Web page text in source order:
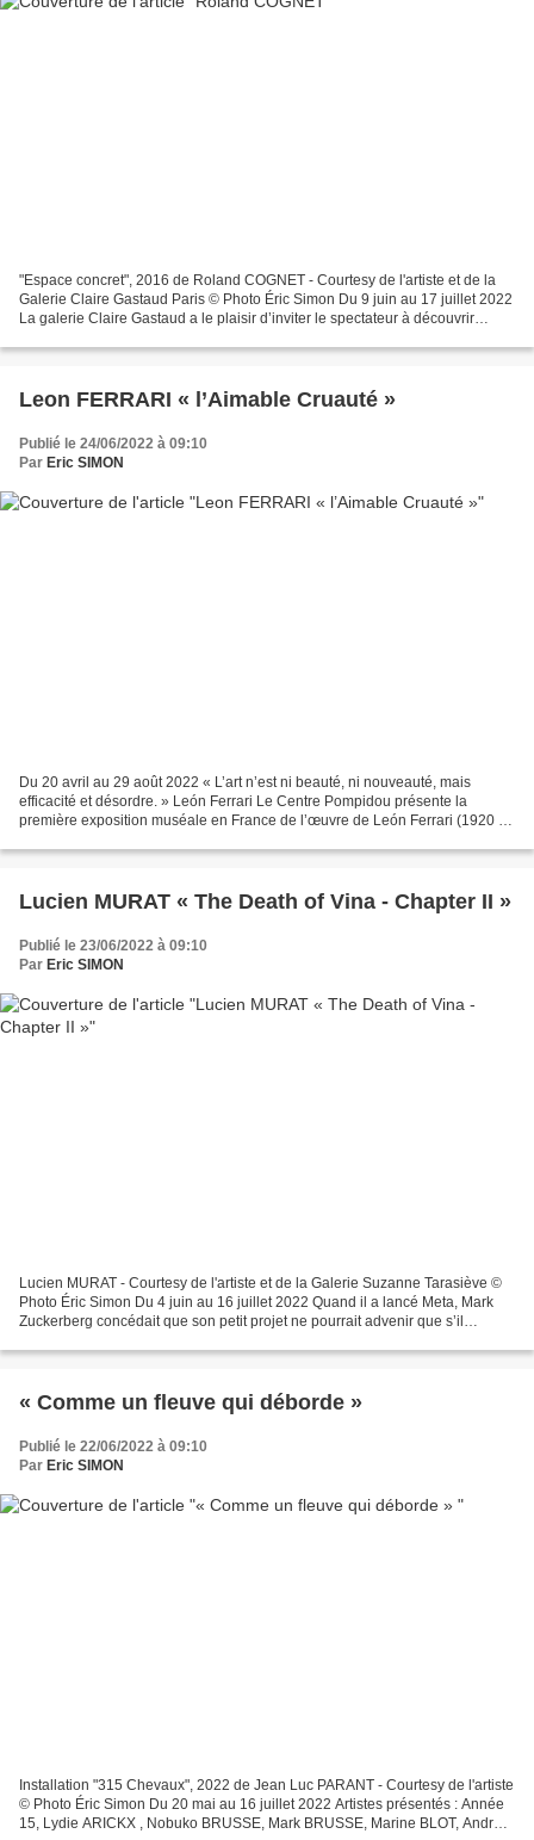
"Espace concret", 2016 de Roland COGNET - Courtesy de l'artiste et de la
Galerie Claire Gastaud Paris © Photo Éric Simon Du 9 juin au 17 juillet 2022
La galerie Claire Gastaud a le plaisir d’inviter le spectateur à découvrir
Leon FERRARI « l’Aimable Cruauté »
Publié le 24/06/2022 à 09:10
Par Eric SIMON
Du 20 avril au 29 août 2022 « L’art n’est ni beauté, ni nouveauté, mais
efficacité et désordre. » León Ferrari Le Centre Pompidou présente la
première exposition muséale en France de l’œuvre de León Ferrari (1920 -
Lucien MURAT « The Death of Vina - Chapter II »
Publié le 23/06/2022 à 09:10
Par Eric SIMON
Lucien MURAT - Courtesy de l'artiste et de la Galerie Suzanne Tarasiève ©
Photo Éric Simon Du 4 juin au 16 juillet 2022 Quand il a lancé Meta, Mark
Zuckerberg concédait que son petit projet ne pourrait advenir que s’il
« Comme un fleuve qui déborde »
Publié le 22/06/2022 à 09:10
Par Eric SIMON
Installation "315 Chevaux", 2022 de Jean Luc PARANT - Courtesy de l'artiste
© Photo Éric Simon Du 20 mai au 16 juillet 2022 Artistes présentés : Année
15, Lydie ARICKX , Nobuko BRUSSE, Mark BRUSSE, Marine BLOT, André